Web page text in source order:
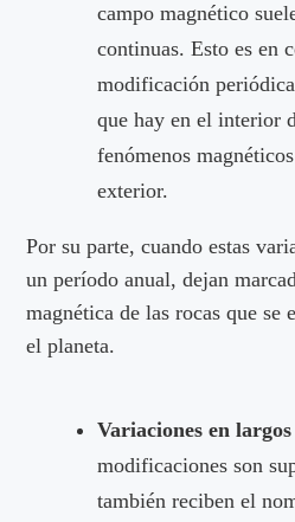
campo magnético
continuas. Esto es en
modificación
que hay en el interior
fenómenos
exterior.
Por su parte, cuando estas
un período anual, dejan
magnética de las rocas que se
el planeta.
Variaciones en
modificaciones son
también reciben el